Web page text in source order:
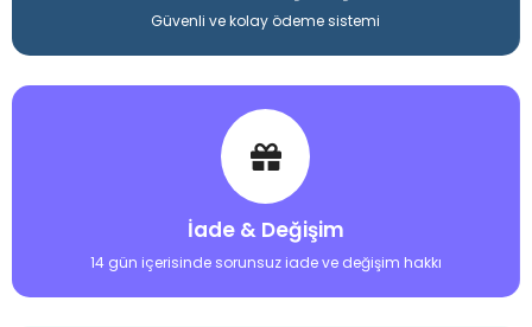
Güvenli ve kolay ödeme sistemi
İade & Değişim
14 gün içerisinde sorunsuz iade ve değişim hakkı